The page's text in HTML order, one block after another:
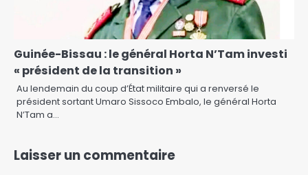
Guinée-Bissau : le général Horta N’Tam investi
« président de la transition »
Au lendemain du coup d’État militaire qui a renversé le
président sortant Umaro Sissoco Embalo, le général Horta
N’Tam a…
Laisser un commentaire